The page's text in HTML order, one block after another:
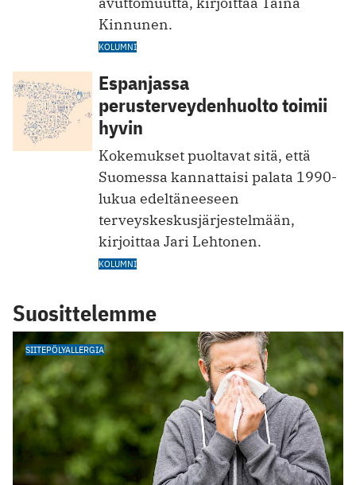
Kinnunen.
KOLUMNI
Espanjassa
perusterveydenhuolto toimii
hyvin
Kokemukset puoltavat sitä, että
Suomessa kannattaisi palata 1990-
lukua edeltäneeseen
terveyskeskusjärjestelmään,
kirjoittaa Jari Lehtonen.
KOLUMNI
Suosittelemme
SIITEPÖLYALLERGIA